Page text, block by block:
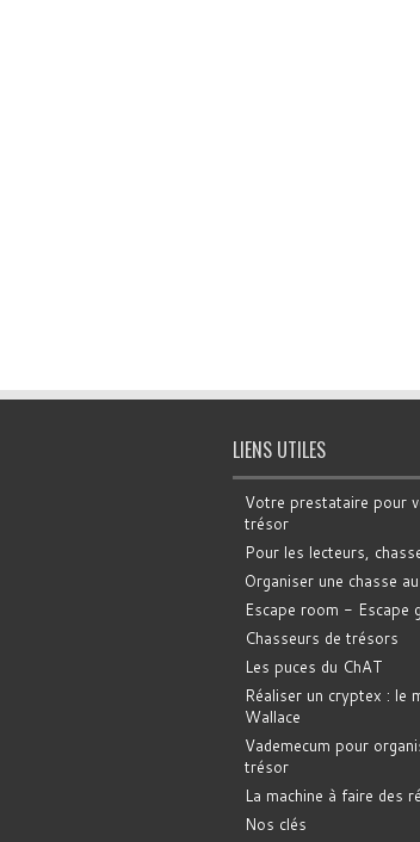
LIENS UTILES
Votre prestataire pour
trésor
Pour les lecteurs,
Organiser une chasse
Escape room - Escape
Chasseurs de trésors
Les puces du ChAT
Réaliser un cryptex : le
Wallace
Vademecum pour
trésor
La machine à faire des
Nos clés